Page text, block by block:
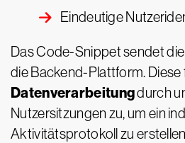
Eindeutige
Das Code-Snippet sendet
die Backend-Plattform. Diese
Datenverarbeitungdurch
Nutzersitzungen zu, um ein
Aktivitätsprotokoll zu